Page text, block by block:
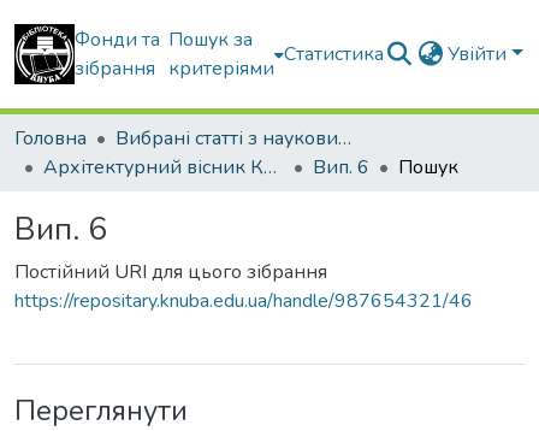
Фонди та
зібрання
Пошук за
критеріями
Статистика Увійти
Головна
Вибрані статті з наукових збірників КНУБА
Архітектурний вісник КНУБА
Вип. 6 Пошук
Вип. 6
Постійний URI для цього зібрання
https://repositary.knuba.edu.ua/handle/987654321/46
Переглянути